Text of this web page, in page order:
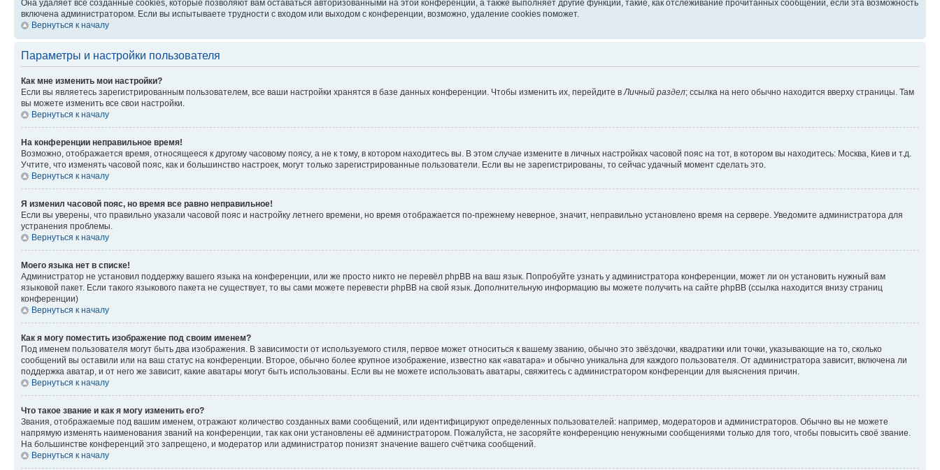
Она удаляет все созданные cookies, которые позволяют вам оставаться авторизованными на этой конференции, а также выполняет другие функции, такие, как отслеживание прочитанных сообщений, если эта возможность
включена администратором. Если вы испытываете трудности с входом или выходом с конференции, возможно, удаление cookies поможет.
Вернуться к началу
Параметры и настройки пользователя
Как мне изменить мои настройки?
Если вы являетесь зарегистрированным пользователем, все ваши настройки хранятся в базе данных конференции. Чтобы изменить их, перейдите в Личный раздел; ссылка на него обычно находится вверху страницы. Там
вы можете изменить все свои настройки.
Вернуться к началу
На конференции неправильное время!
Возможно, отображается время, относящееся к другому часовому поясу, а не к тому, в котором находитесь вы. В этом случае измените в личных настройках часовой пояс на тот, в котором вы находитесь: Москва, Киев и т.д.
Учтите, что изменять часовой пояс, как и большинство настроек, могут только зарегистрированные пользователи. Если вы не зарегистрированы, то сейчас удачный момент сделать это.
Вернуться к началу
Я изменил часовой пояс, но время все равно неправильное!
Если вы уверены, что правильно указали часовой пояс и настройку летнего времени, но время отображается по-прежнему неверное, значит, неправильно установлено время на сервере. Уведомите администратора для
устранения проблемы.
Вернуться к началу
Моего языка нет в списке!
Администратор не установил поддержку вашего языка на конференции, или же просто никто не перевёл phpBB на ваш язык. Попробуйте узнать у администратора конференции, может ли он установить нужный вам
языковой пакет. Если такого языкового пакета не существует, то вы сами можете перевести phpBB на свой язык. Дополнительную информацию вы можете получить на сайте phpBB (ссылка находится внизу страниц
конференции)
Вернуться к началу
Как я могу поместить изображение под своим именем?
Под именем пользователя могут быть два изображения. В зависимости от используемого стиля, первое может относиться к вашему званию, обычно это звёздочки, квадратики или точки, указывающие на то, сколько
сообщений вы оставили или на ваш статус на конференции. Второе, обычно более крупное изображение, известно как «аватара» и обычно уникальна для каждого пользователя. От администратора зависит, включена ли
поддержка аватар, и от него же зависит, какие аватары могут быть использованы. Если вы не можете использовать аватары, свяжитесь с администратором конференции для выяснения причин.
Вернуться к началу
Что такое звание и как я могу изменить его?
Звания, отображаемые под вашим именем, отражают количество созданных вами сообщений, или идентифицируют определенных пользователей: например, модераторов и администраторов. Обычно вы не можете
напрямую изменять наименования званий на конференции, так как они установлены её администратором. Пожалуйста, не засоряйте конференцию ненужными сообщениями только для того, чтобы повысить своё звание.
На большинстве конференций это запрещено, и модератор или администратор понизят значение вашего счётчика сообщений.
Вернуться к началу